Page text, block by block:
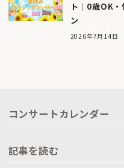
ト｜0歳OK
ン
2026年7月14日
コンサートカレンダー
記事を読む